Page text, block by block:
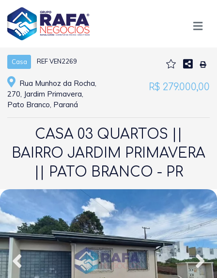
Casa REF VEN2269
Rua Munhoz da Rocha,
270, Jardim Primavera,
Pato Branco, Paraná
R$ 279.000,00
CASA 03 QUARTOS ||
BAIRRO JARDIM PRIMAVERA
|| PATO BRANCO - PR